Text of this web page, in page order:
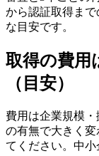
から認証取得ま
な目安です。
取得の費用
（目安）
費用は企業規模
の有無で大きく
てください。中